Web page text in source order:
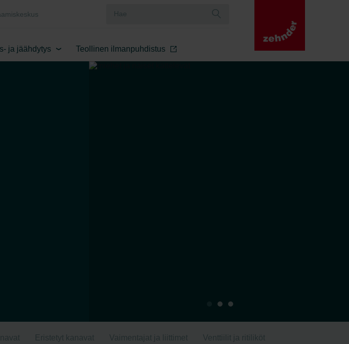
ja jäähdytys Teollinen ilmanpuhdistus
Eristetyt kanavat Vaimentajat ja liittimet Venttiilit ja ritiliköt